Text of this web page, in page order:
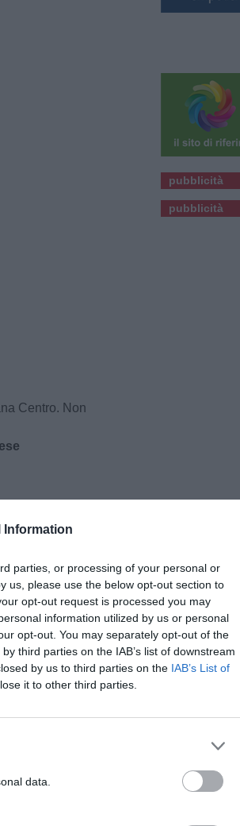
Information
parties, or processing of your personal or
us, please use the below opt-out section to
opt-out request is processed you may
information utilized by us or personal
opt-out. You may separately opt-out of the
third parties on the IAB’s list of downstream
by us to third parties on the IAB’s List of
it to other third parties.
data.
Centro. Non
pubblicità
pubblicità
pubblicitàCl
Pubblicità
pubblicità